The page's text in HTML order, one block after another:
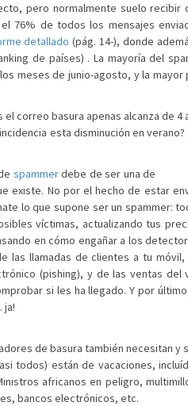
pero normalmente suelo recibir
76% de todos los mensajes
detallado (pág. 14-), donde
de países) . La mayoría del
meses de junio-agosto, y la
correo basura apenas alcanza de 4
esta disminución en
spammerdebe de ser una de
existe. No por el hecho de estar
lo que supone ser un spammer:
víctimas, actualizando tus
en cómo engañar a los
las llamadas de clientes a tu
(pishing), y de las ventas del
si les ha llegado. Y por
ja!
de basura también necesitan y
todos) están de vacaciones,
africanos en peligro,
bancos electrónicos, etc.